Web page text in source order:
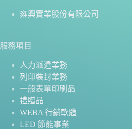
雍興實業股份有限公司
服務項目
人力派遣業務
列印裝封業務
一般表單印刷品
禮贈品
WEBA 行銷軟體
LED 節能事業